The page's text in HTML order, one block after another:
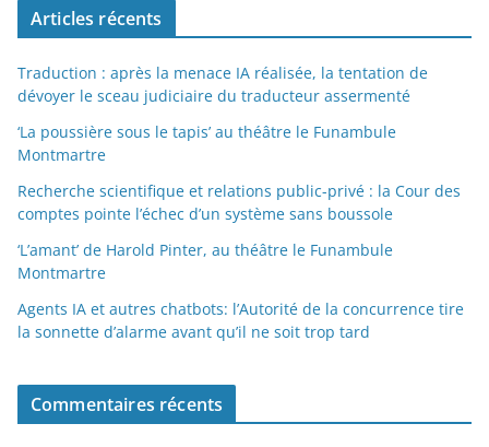
Articles récents
Traduction : après la menace IA réalisée, la tentation de
dévoyer le sceau judiciaire du traducteur assermenté
‘La poussière sous le tapis’ au théâtre le Funambule
Montmartre
Recherche scientifique et relations public-privé : la Cour des
comptes pointe l’échec d’un système sans boussole
‘L’amant’ de Harold Pinter, au théâtre le Funambule
Montmartre
Agents IA et autres chatbots: l’Autorité de la concurrence tire
la sonnette d’alarme avant qu’il ne soit trop tard
Commentaires récents